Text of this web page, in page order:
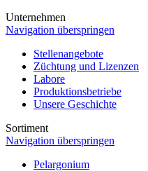
Unternehmen
Navigation überspringen
Stellenangebote
Züchtung und Lizenzen
Labore
Produktionsbetriebe
Unsere Geschichte
Sortiment
Navigation überspringen
Pelargonium